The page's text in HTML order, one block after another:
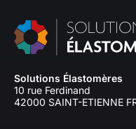
Solutions Élastomères
10 rue Ferdinand
42000 SAINT-ETIENNE